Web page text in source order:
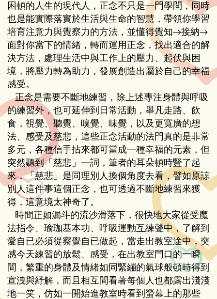
困頓的人生的現代人， 正念不只是一門學問，同時
也是能實際落實於生活與生命的智慧，帶領你學習
培育注意力與覺察力的方法，並懂得覺知→接納→
面對你當下的情緒，轉而運用正念，找出適合的解
決方法，處理生活中與工作上的壓力、起伏與困
境，將壓力轉為助力，發展創造出屬於自己的幸福
感受。
正念是需要不斷地練習，除上述專注身體與呼吸
的練習外，也可延伸到日常活動，舉凡走路、飲
食，視覺、聽覺、嗅覺、味覺，以及更寬廣的想
法、感受及慈悲，這些正念活動的法門真的是非常
多元，各種信手拈來都可當成一種幸福的元素，但
突然聽到「 慈悲 」 一詞，筆者的耳朵頓時豎了起
來，「慈悲 」 是同理別人換個角度去看，譬如原諒
別人這件事這個正念，也可透過不斷地練習來獲
得，這意境太神奇了。
時間正如漏斗的流沙滑落下，很快地大家從受魔
法指令、瑜珈基本功、呼吸運動互練聲中，了解到
愛自已必須從察覺自已做起，當走出教室途中，突
感今天練習的放鬆、感受，在出教室門口的一瞬
間，繁重的身體及情緒如同緊繃的氣球般頓時得到
宣洩與紓解，而且相互間看著每個人也都露出淺淺
地一笑，仿如一開始進教室時看到螢幕上的那些